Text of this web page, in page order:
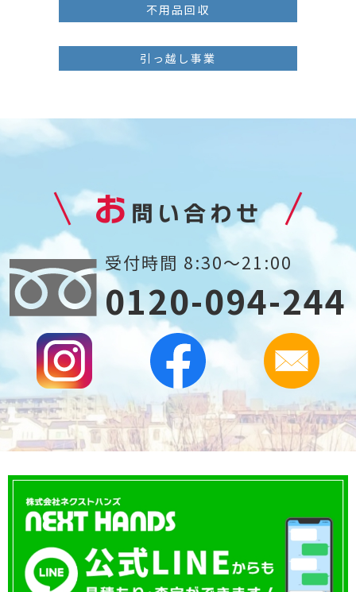
不用品回収
引っ越し事業
お 問い合わせ
受付時間 8:30～21:00
0120-094-244